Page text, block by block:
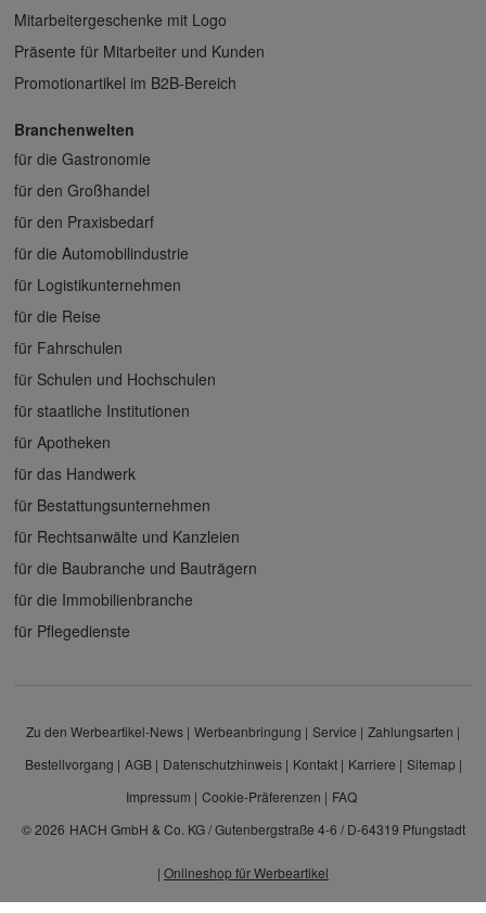
Mitarbeitergeschenke mit Logo
Präsente für Mitarbeiter und Kunden
Promotionartikel im B2B-Bereich
Branchenwelten
für die Gastronomie
für den Großhandel
für den Praxisbedarf
für die Automobilindustrie
für Logistikunternehmen
für die Reise
für Fahrschulen
für Schulen und Hochschulen
für staatliche Institutionen
für Apotheken
für das Handwerk
für Bestattungsunternehmen
für Rechtsanwälte und Kanzleien
für die Baubranche und Bauträgern
für die Immobilienbranche
für Pflegedienste
Zu den Werbeartikel-News Werbeanbringung Service
Zahlungsarten
Bestellvorgang
AGB Datenschutzhinweis Kontakt Karriere
Sitemap
Impressum
Cookie-Präferenzen
FAQ
© 2026 HACH GmbH & Co. KG / Gutenbergstraße 4-6 / D-64319 Pfungstadt
| Onlineshop für Werbeartikel